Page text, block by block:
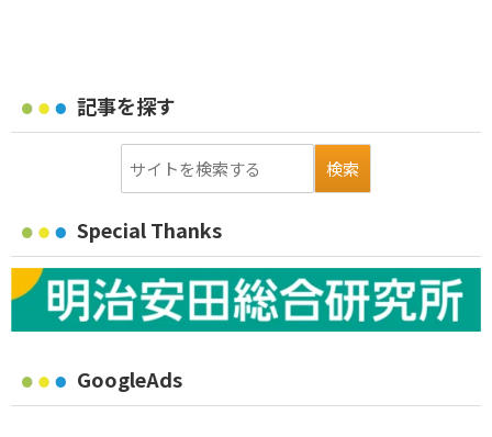
記事を探す
Special Thanks
GoogleAds